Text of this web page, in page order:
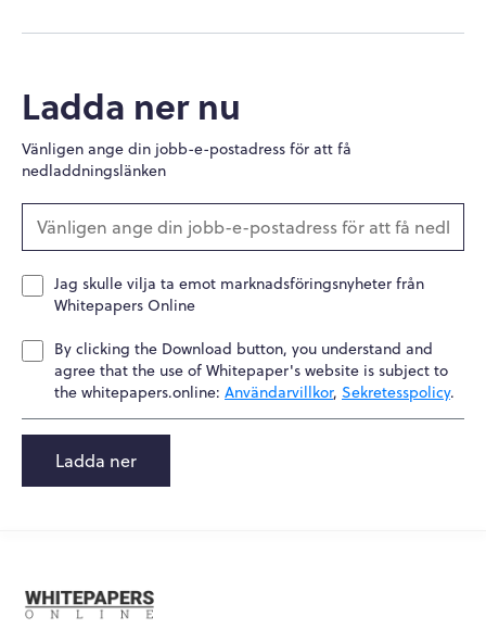
Ladda ner nu
Vänligen ange din jobb-e-postadress för att få
nedladdningslänken
Jag skulle vilja ta emot marknadsföringsnyheter från
Whitepapers Online
By clicking the Download button, you understand and
agree that the use of Whitepaper's website is subject to
the whitepapers.online: Användarvillkor, Sekretesspolicy.
Ladda ner